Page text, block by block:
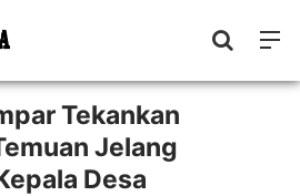
Tekankan
Jelang
Desa